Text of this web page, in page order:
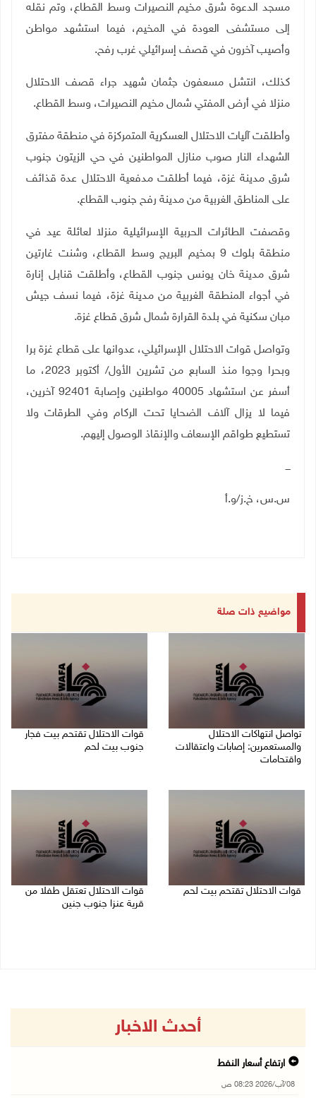
مسجد الدعوة شرق مخيم النصيرات وسط القطاع، وتم نقله
إلى مستشفى العودة في المخيم، فيما استشهد مواطن
وأصيب آخرون في قصف إسرائيلي غرب رفح.
كذلك، انتشل مسعفون جثمان شهيد جراء قصف الاحتلال
منزلا في أرض المفتي شمال مخيم النصيرات، وسط القطاع.
وأطلقت آليات الاحتلال العسكرية المتمركزة في منطقة مفترق
الشهداء النار صوب منازل المواطنين في حي الزيتون جنوب
شرق مدينة غزة، فيما أطلقت مدفعية الاحتلال عدة قذائف
على المناطق الغربية من مدينة رفح جنوب القطاع.
وقصفت الطائرات الحربية الإسرائيلية منزلا لعائلة عيد في
منطقة بلوك 9 بمخيم البريج وسط القطاع، وشنت غارتين
شرق مدينة خان يونس جنوب القطاع، وأطلقت قنابل إنارة
في أجواء المنطقة الغربية من مدينة غزة، فيما نسف جيش
مبان سكنية في بلدة القرارة شمال شرق قطاع غزة.
وتواصل قوات الاحتلال الإسرائيلي، عدوانها على قطاع غزة برا
وبحرا وجوا منذ السابع من تشرين الأول/ أكتوبر 2023، ما
أسفر عن استشهاد 40005 مواطنين وإصابة 92401 آخرين،
فيما لا يزال آلاف الضحايا تحت الركام وفي الطرقات ولا
تستطيع طواقم الإسعاف والإنقاذ الوصول إليهم.
ـــ
س.س، خ.ز/و.أ
مواضيع ذات صلة
تواصل انتهاكات الاحتلال
والمستعمرين: إصابات واعتقالات
واقتحامات
قوات الاحتلال تقتحم بيت فجار
جنوب بيت لحم
قوات الاحتلال تقتحم بيت لحم
قوات الاحتلال تعتقل طفلا من
قرية عنزا جنوب جنين
أحدث الاخبار
ارتفاع أسعار النفط
08/آب/2026 08:23 ص